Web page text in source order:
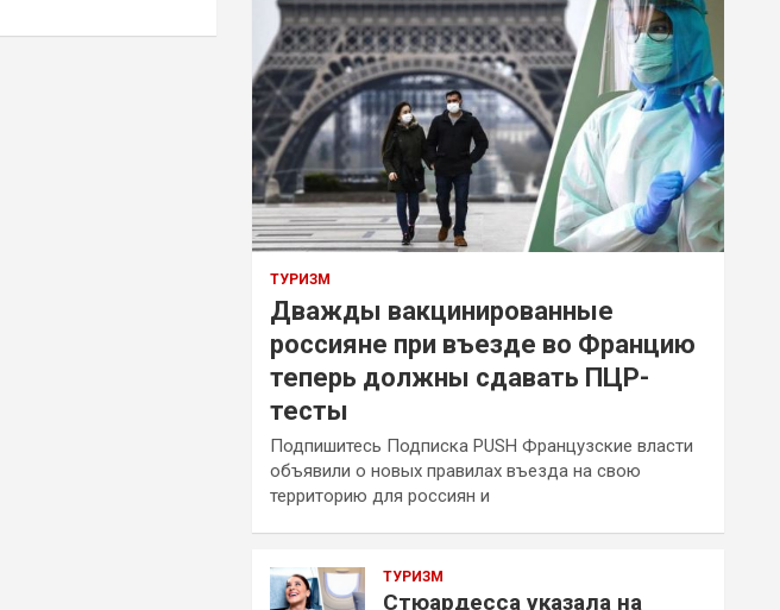
ТУРИЗМ
Дважды вакцинированные
россияне при въезде во Францию
теперь должны сдавать ПЦР-
тесты
Подпишитесь Подписка PUSH Французские власти
объявили о новых правилах въезда на свою
территорию для россиян и
ТУРИЗМ
Стюардесса указала на